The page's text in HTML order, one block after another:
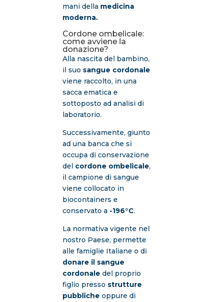
mani della medicina
moderna.
Cordone ombelicale:
come avviene la
donazione?
Alla nascita del bambino,
il suo sangue cordonale
viene raccolto, in una
sacca ematica e
sottoposto ad analisi di
laboratorio.
Successivamente, giunto
ad una banca che si
occupa di conservazione
del cordone ombelicale,
il campione di sangue
viene collocato in
biocontainers e
conservato a -196°C.
La normativa vigente nel
nostro Paese, permette
alle famiglie Italiane o di
donare il sangue
cordonale del proprio
figlio presso strutture
pubbliche oppure di